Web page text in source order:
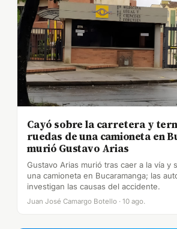
Cayó sobre la carretera y
ruedas de una camioneta en
murió Gustavo Arias
Gustavo Arias murió tras caer a la vía y
una camioneta en Bucaramanga; las
investigan las causas del accidente.
Juan José Camargo Botello · 10 ago.